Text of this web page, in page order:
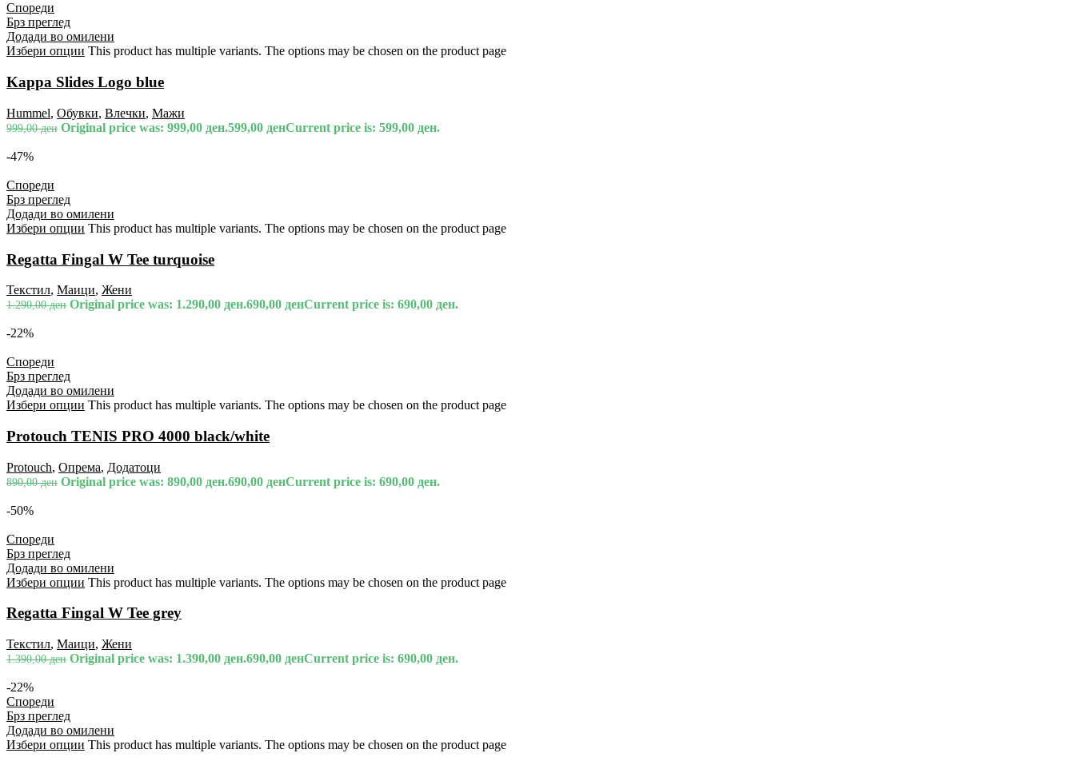
Спореди
Брз преглед
Додади во омилени
Избери опции This product has multiple variants. The options may be chosen on the product page
Kappa Slides Logo blue
Hummel, Обувки, Влечки, Мажи
999,00ден Original price was: 999,00 ден.599,00 денCurrent price is: 599,00 ден.
-47%
Спореди
Брз преглед
Додади во омилени
Избери опции This product has multiple variants. The options may be chosen on the product page
Regatta Fingal W Tee turquoise
Текстил, Маици, Жени
1.290,00ден Original price was: 1.290,00 ден.690,00 денCurrent price is: 690,00 ден.
-22%
Спореди
Брз преглед
Додади во омилени
Избери опции This product has multiple variants. The options may be chosen on the product page
Protouch TENIS PRO 4000 black/white
Protouch, Опрема, Додатоци
890,00ден Original price was: 890,00 ден.690,00 денCurrent price is: 690,00 ден.
-50%
Спореди
Брз преглед
Додади во омилени
Избери опции This product has multiple variants. The options may be chosen on the product page
Regatta Fingal W Tee grey
Текстил, Маици, Жени
1.390,00ден Original price was: 1.390,00 ден.690,00 денCurrent price is: 690,00 ден.
-22%
Спореди
Брз преглед
Додади во омилени
Избери опции This product has multiple variants. The options may be chosen on the product page